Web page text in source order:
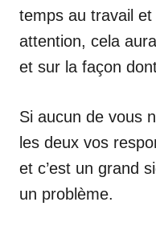
temps au travail
attention, cela
et sur la façon
Si aucun de vous
les deux vos
et c’est un grand
un problème.